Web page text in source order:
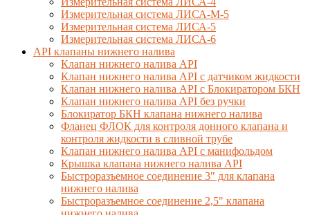
Измерительная система ЛИСА-М-5
Измерительная система ЛИСА-5
Измерительная система ЛИСА-6
API клапаны нижнего налива
Клапан нижнего налива API
Клапан нижнего налива API с датчиком жидкости
Клапан нижнего налива API с Блокиратором БКН
Клапан нижнего налива API без ручки
Блокиратор БКН клапана нижнего налива
Фланец ФЛОК для контроля донного клапана и
контроля жидкости в сливной трубе
Клапан нижнего налива API с манифольдом
Крышка клапана нижнего налива API
Быстроразъемное соединение 3" для клапана
нижнего налива
Быстроразъемное соединение 2,5" клапана